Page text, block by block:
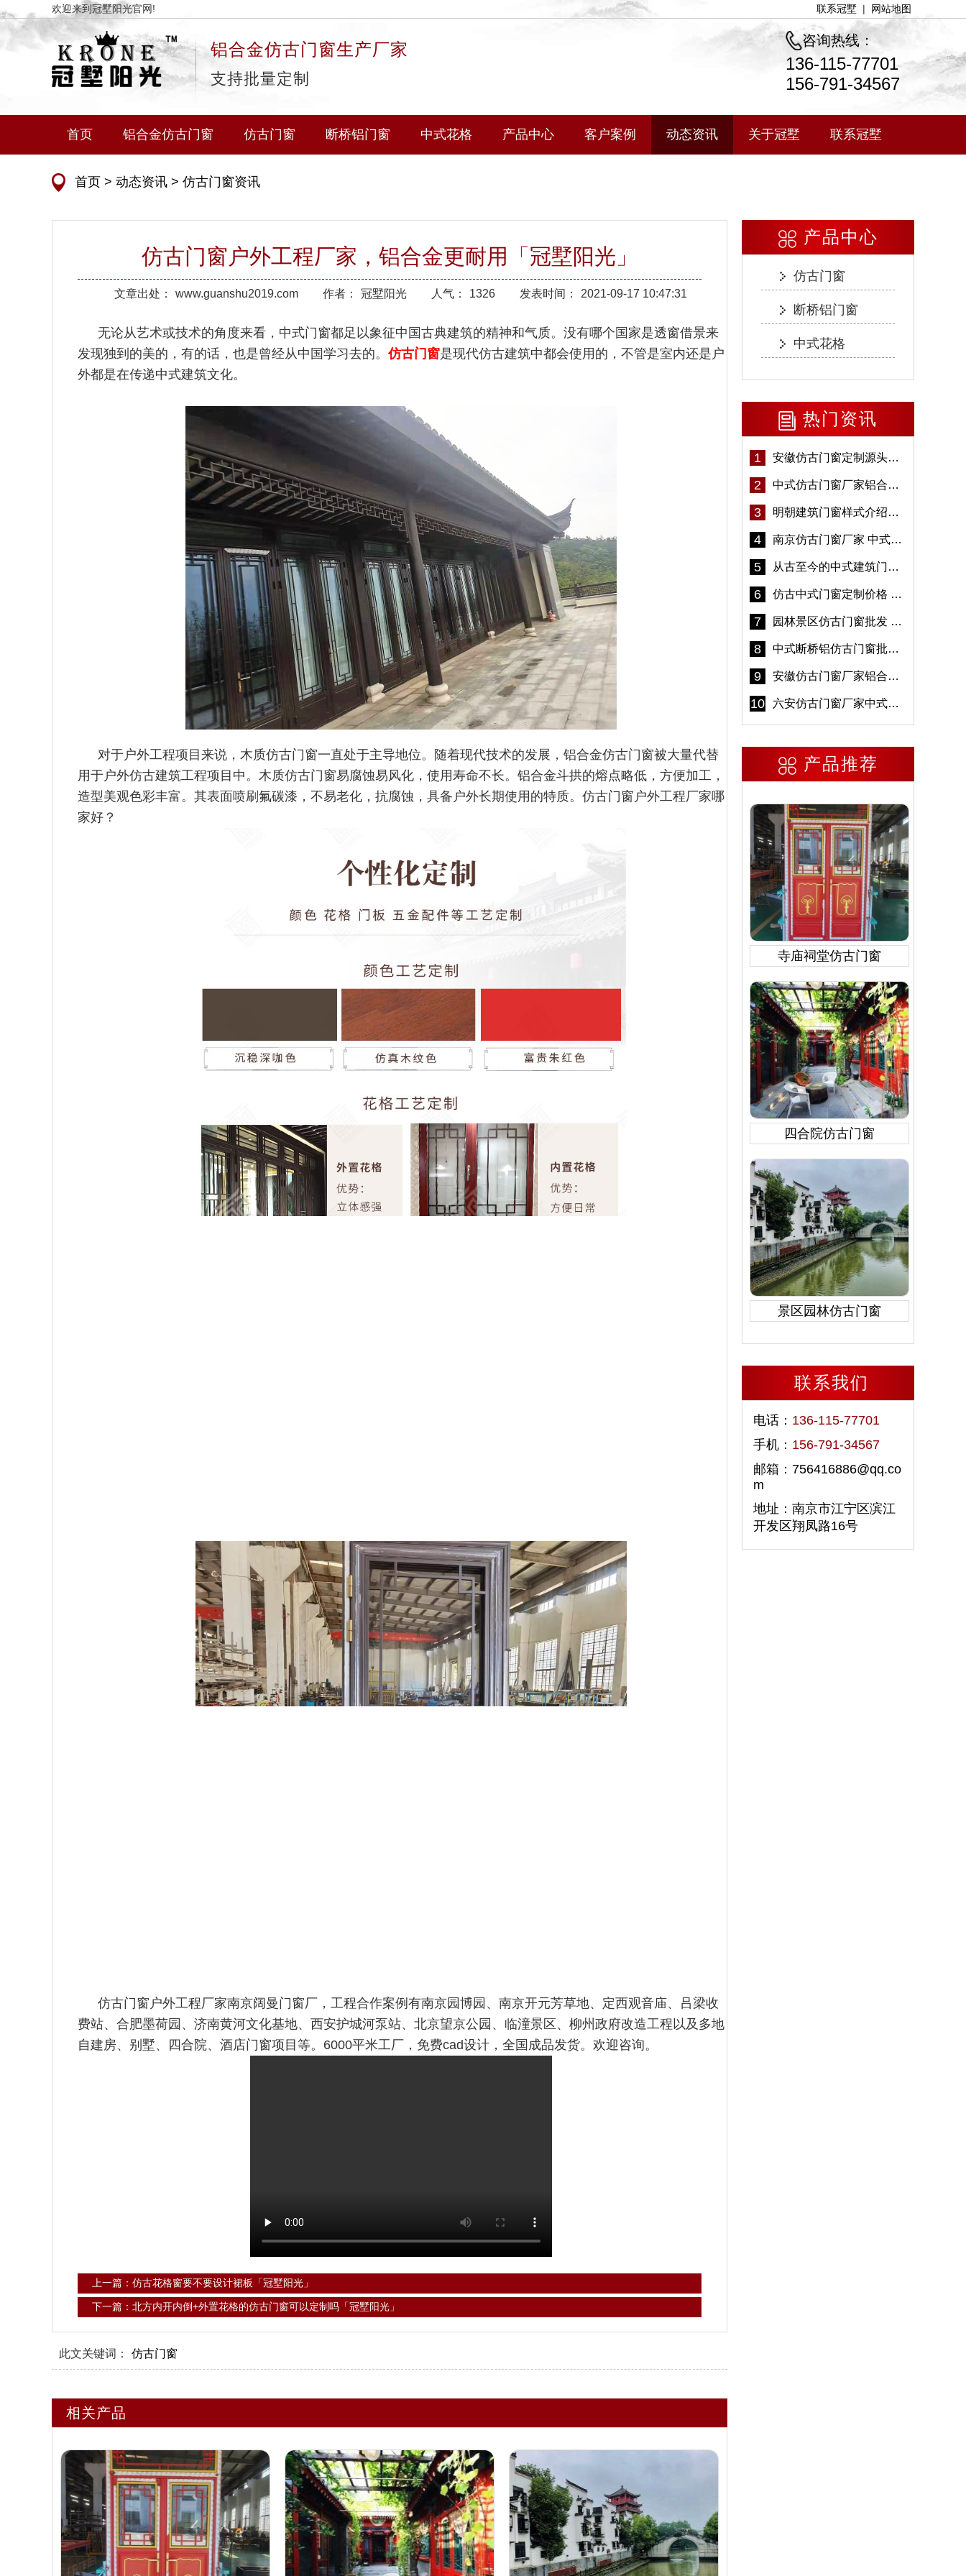
欢迎来到冠墅阳光官网! 联系冠墅 | 网站地图
铝合金仿古门窗生产厂家
支持批量定制
咨询热线：
136-115-77701
156-791-34567
首页 铝合金仿古门窗 仿古门窗 断桥铝门窗 中式花格 产品中心 客户案例 动态资讯 关于冠墅 联系冠墅
首页 > 动态资讯 > 仿古门窗资讯
仿古门窗户外工程厂家，铝合金更耐用「冠墅阳光」
文章出处： www.guanshu2019.com 作者： 冠墅阳光 人气： 1326 发表时间： 2021-09-17 10:47:31
无论从艺术或技术的角度来看，中式门窗都足以象征中国古典建筑的精神和气质。没有哪个国家是透窗借景来
发现独到的美的，有的话 ，也是曾经从中国学习去的。仿古门窗是现代仿古建筑中都会使用的，不管是室内还是户
外都是在传递中式建筑文化。
对于户外工程项目来说，木质仿古门窗一直处于主导地位。随着现代技术的发展，铝合金仿古门窗被大量代替
用于户外仿古建筑工程项 目中。木质仿古门窗易腐蚀易风化，使用寿命不长。铝合金斗拱的熔点略低，方便加工，
造型美观色彩丰富。其表面喷刷氟碳漆，不易老化，抗腐蚀，具备户外长期使用的特质。仿古门窗户外工程厂家哪
家好？
仿古门窗户外工程厂家南京阔曼门窗厂，工程合作案例有南京园博园、南京开元芳草地、定西观音庙、吕梁收
费站、合肥墨荷园、济南黄河文化基地、西安护城河泵站、北京望京公园、临潼景区、柳州政府改造工程以及多地
自建房、别墅、四合院、酒店门窗项目等。 6000平米工厂，免费cad设计，全国成品发货。欢迎咨询。
上一篇：仿古花格窗要不要设计裙板「冠墅阳光」
下一篇：北方内开内倒+外置花格的仿古门窗可以定制吗「冠墅阳光」
此文关键词： 仿古门窗
相关产品
产品中心
仿古门窗
断桥铝门窗
中式花格
热门资讯
1 安徽仿古门窗定制源头厂家 好打理免维护-冠墅阳光
2 中式仿古门窗厂家铝合金仿古门窗定制 5年质保
3 明朝建筑门窗样式介绍——冠墅阳光
4 南京仿古门窗厂家 中式仿古门窗定制 节能防水
5 从古至今的中式建筑门窗到底有多美「冠墅阳光」
6 仿古中式门窗定制价格 铝合金仿古门窗报价
7 园林景区仿古门窗批发 铝合金仿古门窗采购-冠墅阳光
8 中式断桥铝仿古门窗批发 冠墅阳光仿古门窗 6000平米实体工厂
9 安徽仿古门窗厂家铝合金仿古门窗批发 免费设计出货快
10 六安仿古门窗厂家中式仿古门窗制作 6000平米源头厂家
产品推荐
寺庙祠堂仿古门窗
四合院仿古门窗
景区园林仿古门窗
联系我们
电话： 136-115-77701
手机： 156-791-34567
邮箱：756416886@qq.co
m
地址：南京市江宁区滨江
开发区翔凤路16号